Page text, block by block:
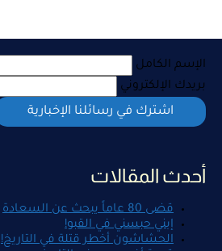
الإسم الكامل
بريدك الإلكتروني
أحدث المقالات
قضى 80 عاماً يبحث عن السعادة
إبني حبسني في القبو!
الحشاشون أخطر قتلة في التاريخ!